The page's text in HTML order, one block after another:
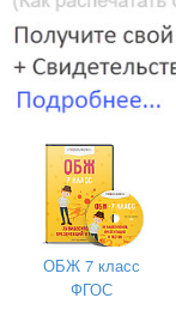
ОБЖ 7 класс
ФГОС